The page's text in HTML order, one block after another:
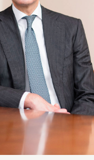
Di Siena
Scopri il professionista